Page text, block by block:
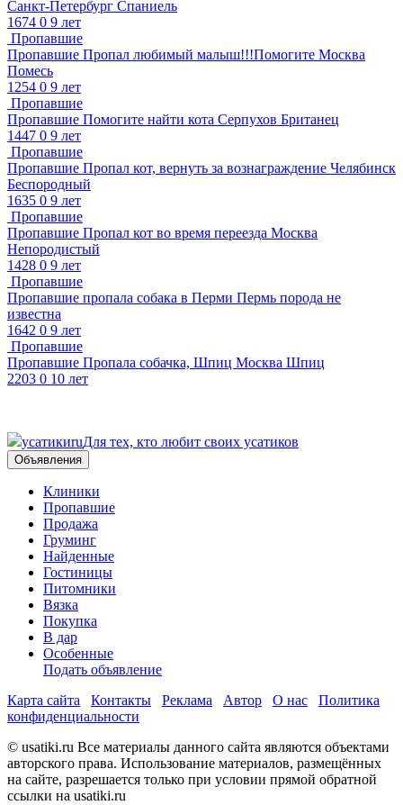
Санкт-Петербург Спаниель
1674 0 9 лет
Пропавшие
Пропавшие Пропал любимый малыш!!!Помогите Москва
Помесь
1254 0 9 лет
Пропавшие
Пропавшие Помогите найти кота Серпухов Британец
1447 0 9 лет
Пропавшие
Пропавшие Пропал кот, вернуть за вознаграждение Челябинск
Беспородный
1635 0 9 лет
Пропавшие
Пропавшие Пропал кот во время переезда Москва
Непородистый
1428 0 9 лет
Пропавшие
Пропавшие пропала собака в Перми Пермь порода не
известна
1642 0 9 лет
Пропавшие
Пропавшие Пропала собачка, Шпиц Москва Шпиц
2203 0 10 лет
усатикиruДля тех, кто любит своих усатиков
Объявления
Клиники
Пропавшие
Продажа
Груминг
Найденные
Гостиницы
Питомники
Вязка
Покупка
В дар
Особенные
Подать объявление
Карта сайта
Контакты Реклама Автор О нас
Политика
конфиденциальности
© usatiki.ru Все материалы данного сайта являются объектами
авторского права. Использование материалов, размещённых
на сайте, разрешается только при условии прямой обратной
ссылки на usatiki.ru